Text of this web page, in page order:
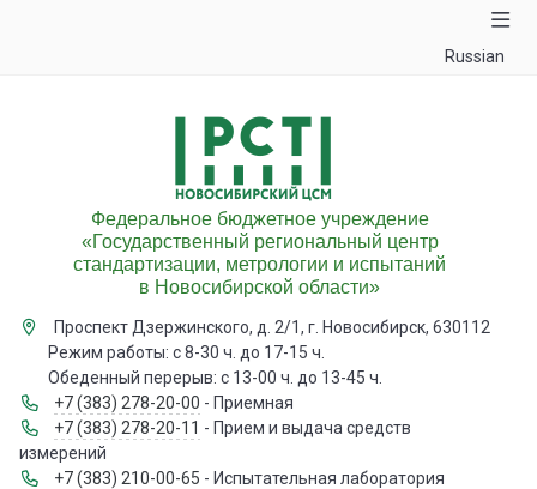
Russian
Федеральное бюджетное учреждение
«Государственный региональный центр
стандартизации, метрологии и испытаний
в Новосибирской области»
Проспект Дзержинского, д. 2/1, г. Новосибирск, 630112
Режим работы: с 8-30 ч. до 17-15 ч.
Обеденный перерыв: с 13-00 ч. до 13-45 ч.
+7 (383) 278-20-00 - Приемная
+7 (383) 278-20-11 - Прием и выдача средств
измерений
+7 (383) 210-00-65 - Испытательная лаборатория